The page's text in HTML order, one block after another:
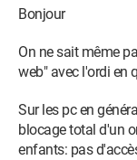
Bonjour
On ne sait même
web" avec l'ordi en
Sur les pc en
blocage total d'un
enfants: pas